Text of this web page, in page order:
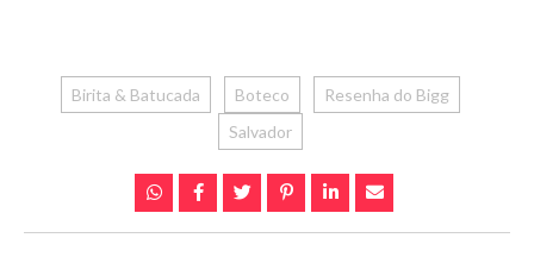
Birita & Batucada Boteco
Resenha do Bigg
Salvador